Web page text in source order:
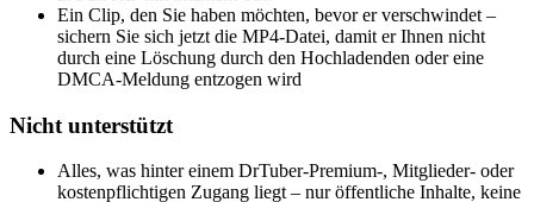
Ein Clip, den Sie haben möchten, bevor er verschwindet –
sichern Sie sich jetzt die MP4-Datei, damit er Ihnen nicht
durch eine Löschung durch den Hochladenden oder eine
DMCA-Meldung entzogen wird
Nicht unterstützt
Alles, was hinter einem DrTuber-Premium-, Mitglieder- oder
kostenpflichtigen Zugang liegt – nur öffentliche Inhalte, keine